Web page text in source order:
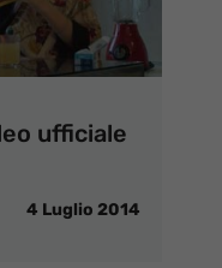
ufficiale
4 Luglio 2014